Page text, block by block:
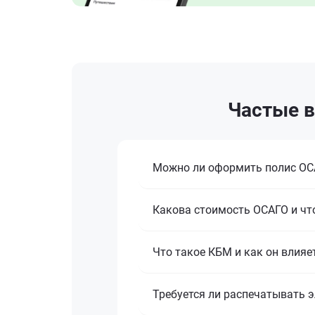
Частые
Можно ли оформить полис
Какова стоимость ОСАГО и
Что такое КБМ и как он
Требуется ли распечатывать